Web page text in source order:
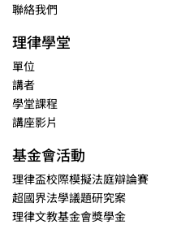
聯絡我們
理律學堂
單位
講者
學堂課程
講座影片
基金會活動
理律盃校際模擬法庭辯論賽
超國界法學議題研究案
理律文教基金會獎學金